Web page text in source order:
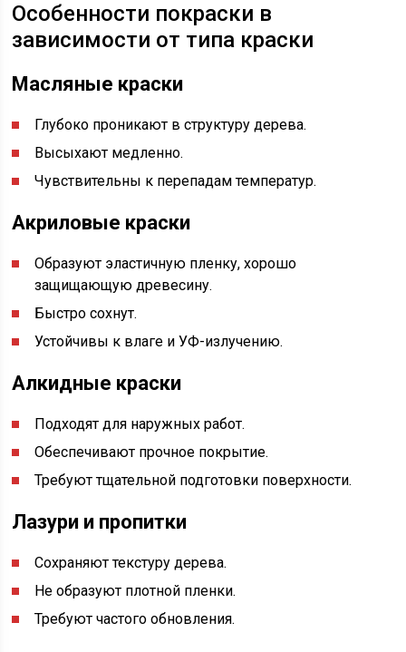
Особенности покраски в
зависимости от типа краски
Масляные краски
Глубоко проникают в структуру дерева.
Высыхают медленно.
Чувствительны к перепадам температур.
Акриловые краски
Образуют эластичную пленку, хорошо
защищающую древесину.
Быстро сохнут.
Устойчивы к влаге и УФ-излучению.
Алкидные краски
Подходят для наружных работ.
Обеспечивают прочное покрытие.
Требуют тщательной подготовки поверхности.
Лазури и пропитки
Сохраняют текстуру дерева.
Не образуют плотной пленки.
Требуют частого обновления.